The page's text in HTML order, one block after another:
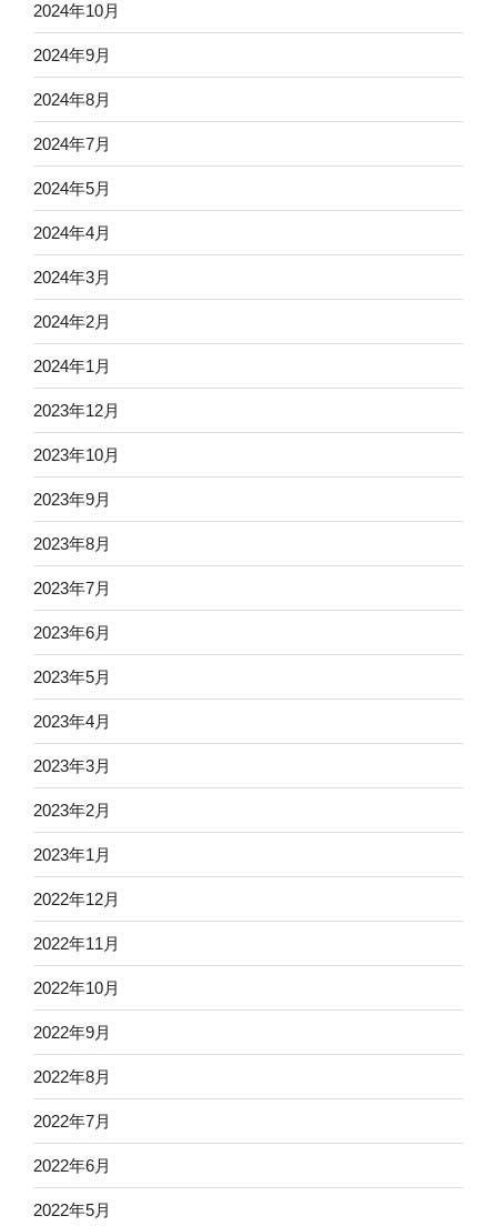
2024年10月
2024年9月
2024年8月
2024年7月
2024年5月
2024年4月
2024年3月
2024年2月
2024年1月
2023年12月
2023年10月
2023年9月
2023年8月
2023年7月
2023年6月
2023年5月
2023年4月
2023年3月
2023年2月
2023年1月
2022年12月
2022年11月
2022年10月
2022年9月
2022年8月
2022年7月
2022年6月
2022年5月